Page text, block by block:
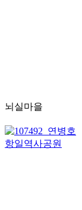
뇌실마을